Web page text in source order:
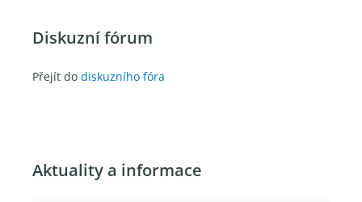
Diskuzní fórum
Přejít do diskuzního fóra
Aktuality a informace